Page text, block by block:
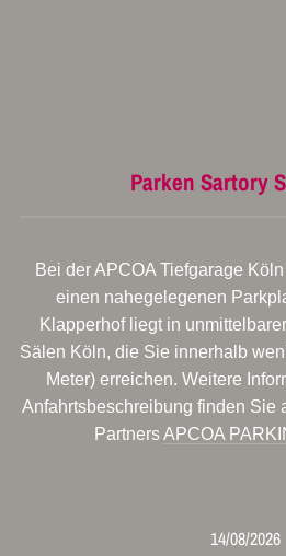
Parken Sartory
Bei der APCOA Tiefgarage
einen nahegelegenen
Klapperhof liegt in
Sälen Köln, die Sie innerhalb
Meter) erreichen. Weitere
Anfahrtsbeschreibung finden Sie
PartnersAPCOA
14/08/2026